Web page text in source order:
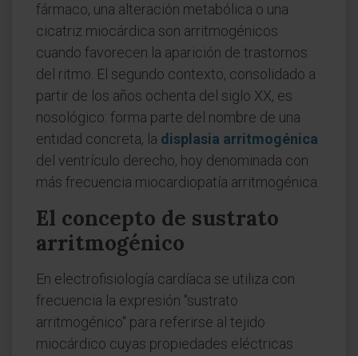
fármaco, una alteración metabólica o una
cicatriz miocárdica son arritmogénicos
cuando favorecen la aparición de trastornos
del ritmo. El segundo contexto, consolidado a
partir de los años ochenta del siglo XX, es
nosológico: forma parte del nombre de una
entidad concreta, la displasia arritmogénica
del ventrículo derecho, hoy denominada con
más frecuencia miocardiopatía arritmogénica.
El concepto de sustrato
arritmogénico
En electrofisiología cardíaca se utiliza con
frecuencia la expresión "sustrato
arritmogénico" para referirse al tejido
miocárdico cuyas propiedades eléctricas